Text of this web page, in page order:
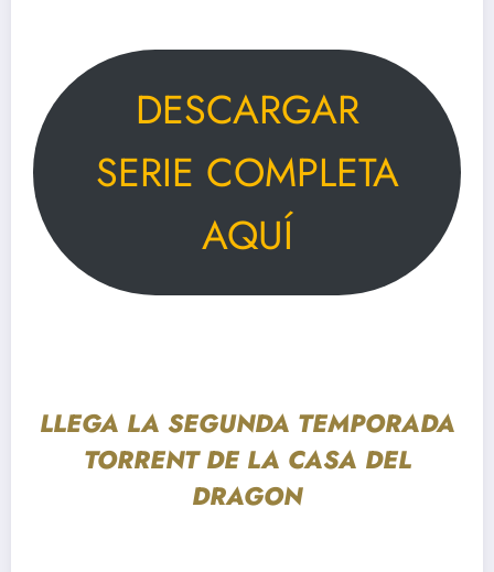
DESCARGAR
SERIE COMPLETA
AQUÍ
LLEGA LA SEGUNDA TEMPORADA
TORRENT DE LA CASA DEL
DRAGON